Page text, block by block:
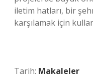
iletim hatları, bir
karşılamak için
Tarih: Makaleler